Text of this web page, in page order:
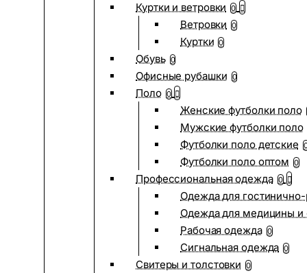
Куртки и ветровки 0
Ветровки 0
Куртки 0
Обувь 0
Офисные рубашки 0
Поло 0
Женские футболки поло
Мужские футболки поло
Футболки поло детские
Футболки поло оптом 0
Профессиональная одежда 0
Одежда для
Одежда для медицины и
Рабочая одежда 0
Сигнальная одежда 0
Свитеры и толстовки 0